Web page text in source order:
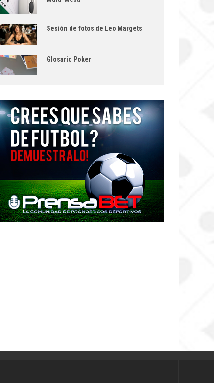
Sesión de fotos de Leo Margets
Glosario Poker